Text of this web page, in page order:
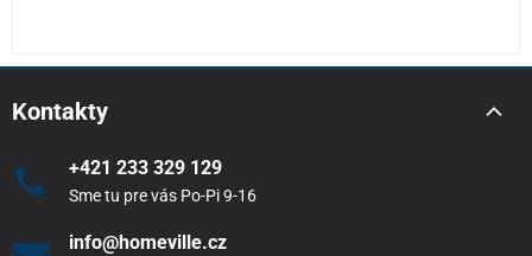
Kontakty
+421 233 329 129
Sme tu pre vás Po-Pi 9-16
info@homeville.cz